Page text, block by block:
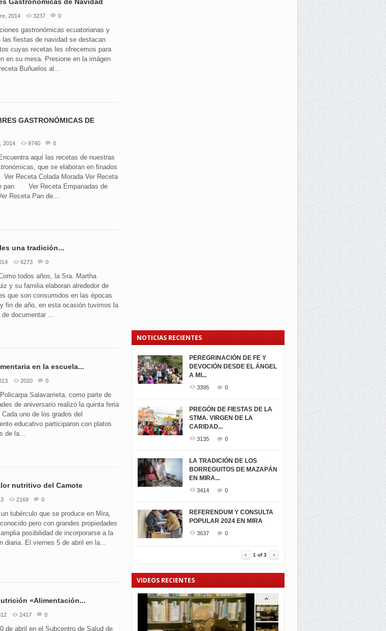
2014 3237 0
gastronómicas ecuatorianas y
las fiestas de navidad se destacan
cuyas recetas les ofrecemos para
en su mesa. Presione en la imágen
Buñuelos al...
GASTRONÓMICAS DE
2014 9740 0
aquí las recetas de nuestras
que se elaboran en finados
Receta Colada Morada Ver Receta
pan Ver Receta Empanadas de
Receta Pan de...
una tradición...
6273 0
todos años, la Sra. Martha
y su familia elaboran alrededor de
que son consumidos en las épocas
fin de año, en esta ocasión tuvimos la
de documentar ...
en la escuela...
2020 0
Salavarrieta, como parte de
de aniversario realizó la quinta feria
uno de los grados del
educativo participaron con platos
de la...
nutritivo del Camote
2169 0
tubérculo que se produce en Mira,
pero con grandes propiedades
posibilidad de incorporarse a la
diaria. El viernes 5 de abril en la...
«Alimentación...
2417 0
de abril en el Subcentro de Salud de
NOTICIAS RECIENTES
PEREGRINACIÓN DE FE Y
DEVOCIÓN DESDE EL ÁNGEL
A MI...
3395 0
PREGÓN DE FIESTAS DE LA
STMA. VIRGEN DE LA
CARIDAD...
3135 0
LA TRADICIÓN DE LOS
BORREGUITOS DE MAZAPÁN
EN MIRA...
3414 0
REFERENDUM Y CONSULTA
POPULAR 2024 EN MIRA
3637 0
1 of3
VIDEOS RECIENTES